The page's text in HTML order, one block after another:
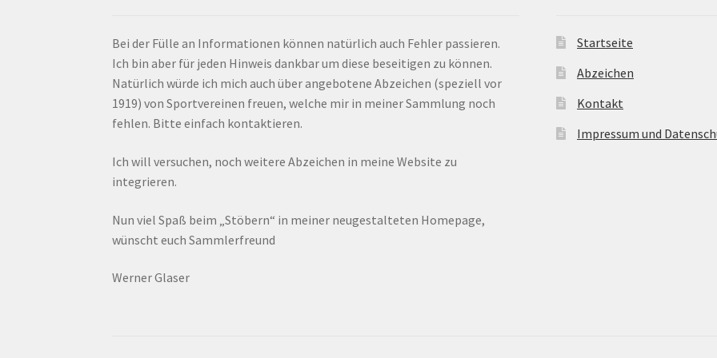
Bei der Fülle an Informationen können natürlich auch Fehler passieren.
Ich bin aber für jeden Hinweis dankbar um diese beseitigen zu können.
Natürlich würde ich mich auch über angebotene Abzeichen (speziell vor
1919) von Sportvereinen freuen, welche mir in meiner Sammlung noch
fehlen. Bitte einfach kontaktieren.
Ich will versuchen, noch weitere Abzeichen in meine Website zu
integrieren.
Nun viel Spaß beim „Stöbern“ in meiner neugestalteten Homepage,
wünscht euch Sammlerfreund
Werner Glaser
Startseite
Abzeichen
Kontakt
Impressum und